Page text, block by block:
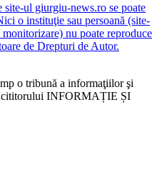
ul giurgiu-news.ro se poate
o instituţie sau persoană (site-
nu poate reproduce
de Drepturi de Autor.
o tribună a informaţiilor şi
cititorului INFORMAȚIE ȘI